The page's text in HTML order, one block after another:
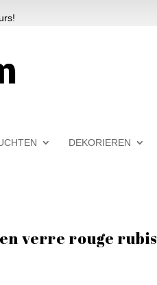
DEKORIEREN
verre rouge rubis